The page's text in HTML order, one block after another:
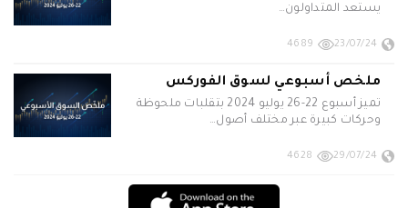
يستعد المتداولون…
23/07/24
4689
ملخص أسبوعي لسوق الفوركس
تميز أسبوع 22-26 يوليو 2024 بتقلبات ملحوظة
وحركات كبيرة عبر مختلف أصول…
29/07/24
4628